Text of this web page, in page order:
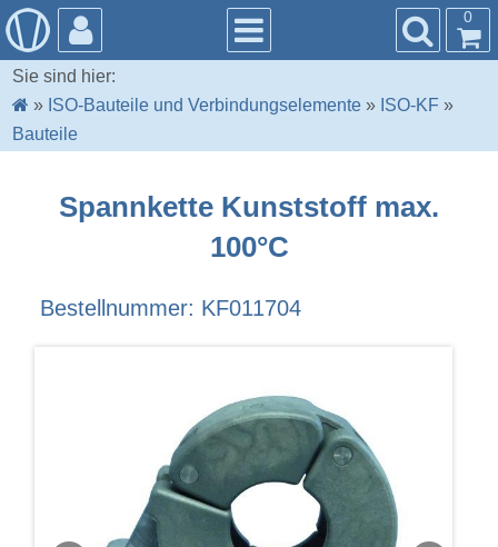
0
Sie sind hier:
» ISO-Bauteile und Verbindungselemente » ISO-KF »
Bauteile
Spannkette Kunststoff max.
100°C
Bestellnummer: KF011704